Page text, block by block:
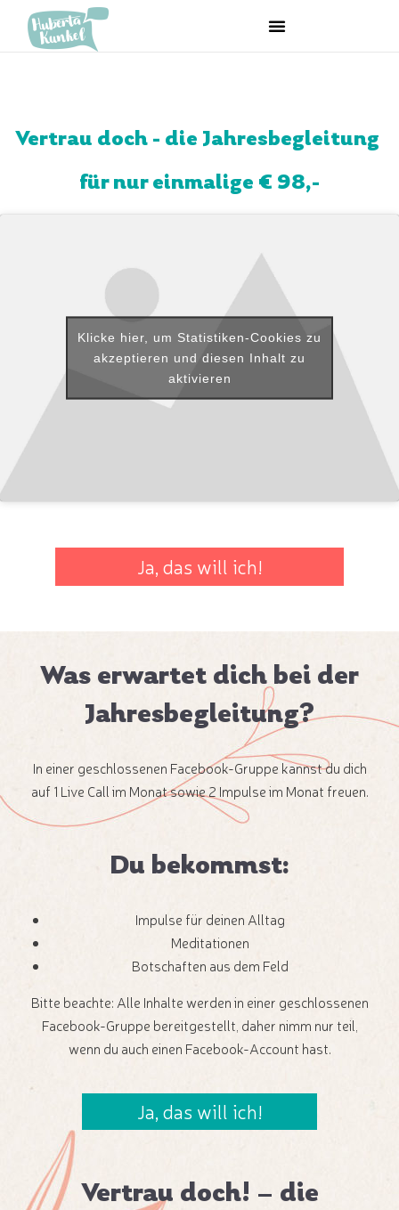
Vertrau doch - die Jahresbegleitung
für nur einmalige € 98,-
Klicke hier, um Statistiken-Cookies zu
akzeptieren und diesen Inhalt zu
aktivieren
Ja, das will ich!
Was erwartet dich bei der
Jahresbegleitung?
In einer geschlossenen Facebook-Gruppe kannst du dich
auf 1 Live Call im Monat sowie 2 Impulse im Monat freuen.
Du bekommst:
Impulse für deinen Alltag
Meditationen
Botschaften aus dem Feld
Bitte beachte: Alle Inhalte werden in einer geschlossenen
Facebook-Gruppe bereitgestellt, daher nimm nur teil,
wenn du auch einen Facebook-Account hast.
Ja, das will ich!
Vertrau doch! – die